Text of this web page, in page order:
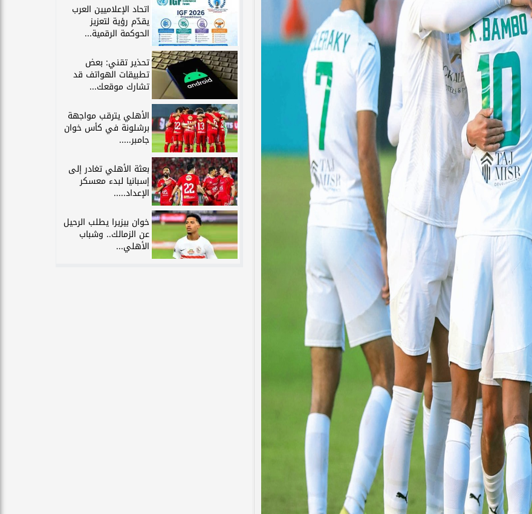
اتحاد الإعلاميين العرب
يقدّم رؤية لتعزيز
الحوكمة الرقمية...
تحذير تقني: بعض
تطبيقات الهواتف قد
تشارك موقعك...
الأهلي يترقب مواجهة
برشلونة في كأس خوان
جامبر.....
بعثة الأهلي تغادر إلى
إسبانيا لبدء معسكر
الإعداد.....
خوان بيزيرا يطلب الرحيل
عن الزمالك.. وشباب
الأهلي...